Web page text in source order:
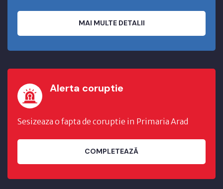
MAI MULTE DETALII
Alerta coruptie
Sesizeaza o fapta de coruptie in Primaria Arad
COMPLETEAZĂ